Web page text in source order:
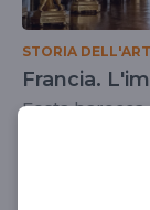
STORIA
Francia.
Festa barocca,